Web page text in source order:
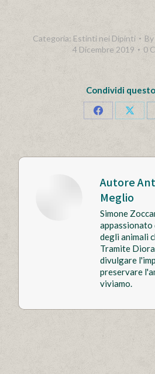
Categoria: Estinti nei Dipinti By
4 Dicembre 2019
0
Condividi
Condividi
Autore
Meglio
Simone
appassionato
degli animali
Tramite
divulgare
preservare
viviamo.